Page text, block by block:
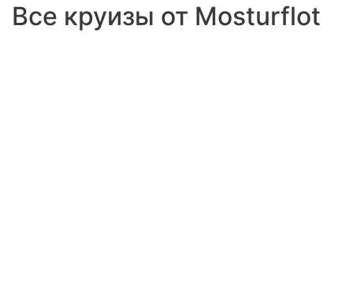
Все круизы от Mosturflot